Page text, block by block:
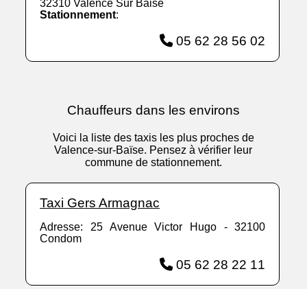
32310 Valence Sur Baise
Stationnement:
05 62 28 56 02
Chauffeurs dans les environs
Voici la liste des taxis les plus proches de
Valence-sur-Baïse. Pensez à vérifier leur
commune de stationnement.
Taxi Gers Armagnac
Adresse: 25 Avenue Victor Hugo - 32100
Condom
05 62 28 22 11